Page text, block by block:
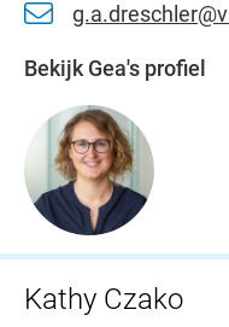
Bekijk Gea's profiel
Kathy Czako